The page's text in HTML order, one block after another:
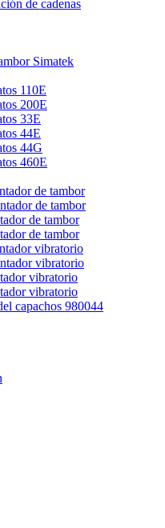
de cadenas
Simatek
110E
200E
33E
44E
44G
460E
de tambor
de tambor
de tambor
de tambor
vibratorio
vibratorio
vibratorio
vibratorio
capachos 980044